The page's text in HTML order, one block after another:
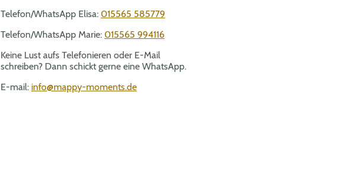
Telefon/WhatsApp Elisa: 015565 585779
Telefon/WhatsApp Marie: 015565 994116
Keine Lust aufs Telefonieren oder E-Mail
schreiben? Dann schickt gerne eine WhatsApp.
E-mail: info@mappy-moments.de